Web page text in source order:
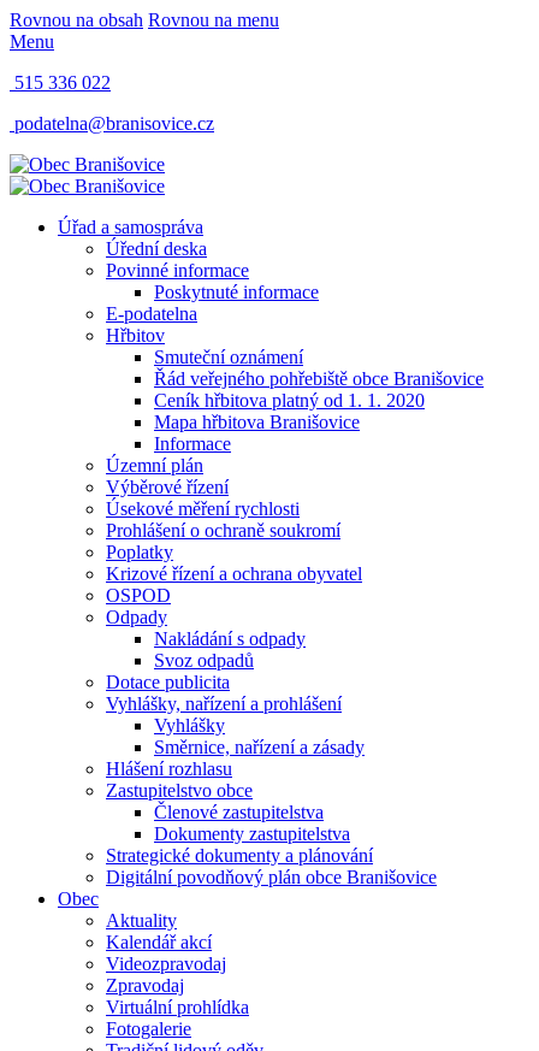
Rovnou na obsah Rovnou na menu
Menu
515 336 022
podatelna@branisovice.cz
Úřad a samospráva
Úřední deska
Povinné informace
Poskytnuté informace
E-podatelna
Hřbitov
Smuteční oznámení
Řád veřejného pohřebiště obce Branišovice
Ceník hřbitova platný od 1. 1. 2020
Mapa hřbitova Branišovice
Informace
Územní plán
Výběrové řízení
Úsekové měření rychlosti
Prohlášení o ochraně soukromí
Poplatky
Krizové řízení a ochrana obyvatel
OSPOD
Odpady
Nakládání s odpady
Svoz odpadů
Dotace publicita
Vyhlášky, nařízení a prohlášení
Vyhlášky
Směrnice, nařízení a zásady
Hlášení rozhlasu
Zastupitelstvo obce
Členové zastupitelstva
Dokumenty zastupitelstva
Strategické dokumenty a plánování
Digitální povodňový plán obce Branišovice
Obec
Aktuality
Kalendář akcí
Videozpravodaj
Zpravodaj
Virtuální prohlídka
Fotogalerie